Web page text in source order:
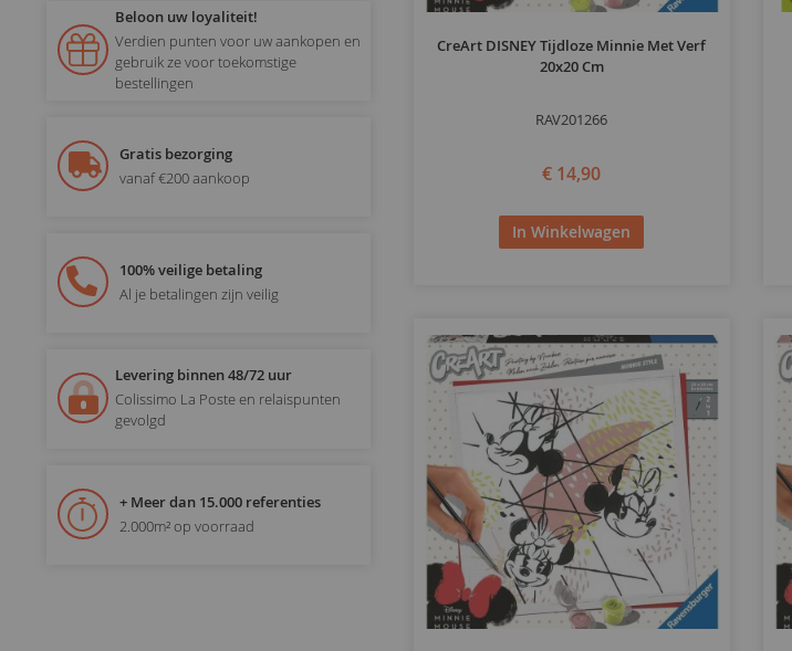
CreArt DISNEY Tijdloze Minnie Met Verf
20x20 Cm
RAV201266
€ 14,90
In Winkelwagen
Beloon uw loyaliteit!
Verdien punten voor uw aankopen en
gebruik ze voor toekomstige
bestellingen
Gratis bezorging
vanaf €200 aankoop
100% veilige betaling
Al je betalingen zijn veilig
Levering binnen 48/72 uur
Colissimo La Poste en relaispunten
gevolgd
+ Meer dan 15.000 referenties
2.000m² op voorraad